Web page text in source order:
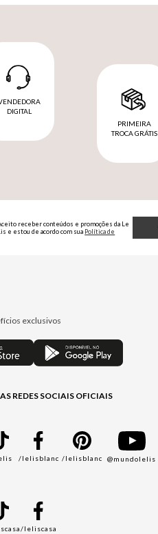
DIGITAL
PRIMEIRA
TROCA GRÁTIS
receber conteúdos e promoções da Le
e estou de acordo com sua Política de
exclusivos
REDES SOCIAIS OFICIAIS
/lelisblanc /lelisblanc @mundolelis
/leliscasa